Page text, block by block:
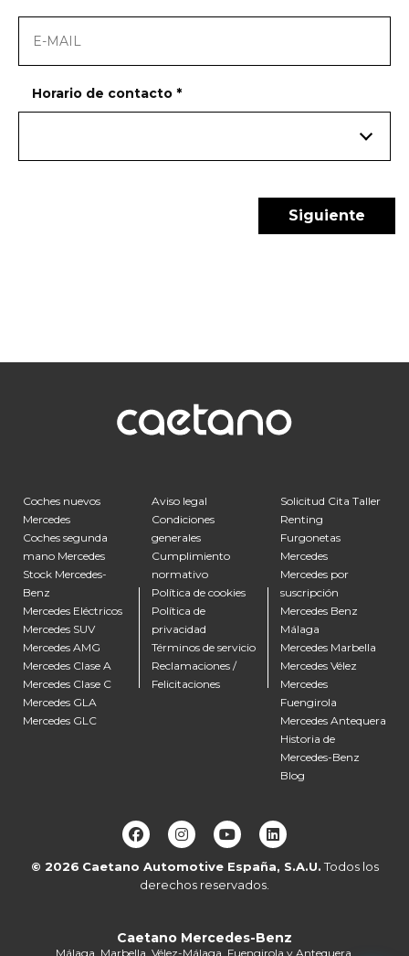
Horario de contacto *
Coches nuevos
Mercedes
Coches segunda
mano Mercedes
Stock Mercedes-
Benz
Mercedes Eléctricos
Mercedes SUV
Mercedes AMG
Mercedes Clase A
Mercedes Clase C
Mercedes GLA
Mercedes GLC
Aviso legal
Condiciones
generales
Cumplimiento
normativo
Política de cookies
Política de
privacidad
Términos de servicio
Reclamaciones /
Felicitaciones
Solicitud Cita Taller
Renting
Furgonetas
Mercedes
Mercedes por
suscripción
Mercedes Benz
Málaga
Mercedes Marbella
Mercedes Vélez
Mercedes
Fuengirola
Mercedes Antequera
Historia de
Mercedes-Benz
Blog
© 2026 Caetano Automotive España, S.A.U.Todos los
derechos reservados.
Caetano Mercedes-Benz
Málaga, Marbella, Vélez-Málaga, Fuengirola y Antequera.
Alberto de Caetano